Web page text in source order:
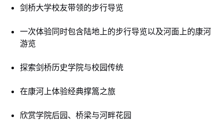
剑桥大学校友带领的步行导览
一次体验同时包含陆地上的步行导览以及河面上的康河
游览
探索剑桥历史学院与校园传统
在康河上体验经典撑篙之旅
欣赏学院后园、桥梁与河畔花园